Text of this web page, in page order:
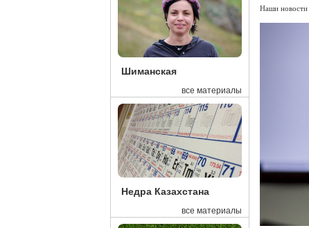
Шиманская
все материалы
Недра Казахстана
все материалы
Наши новости